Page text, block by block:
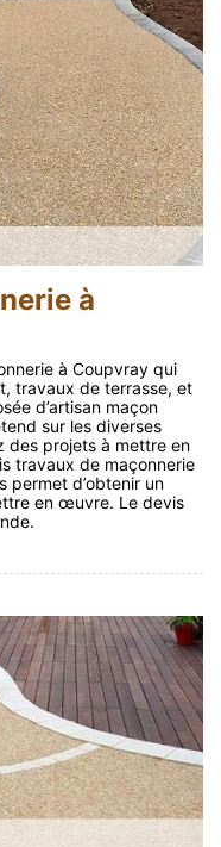
à
à Coupvray qui
travaux de terrasse, et
d’artisan maçon
sur les diverses
des projets à mettre en
travaux de maçonnerie
permet d’obtenir un
en œuvre. Le devis